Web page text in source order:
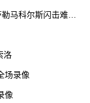
马科尔斯闪击难救
洛
场录像
像